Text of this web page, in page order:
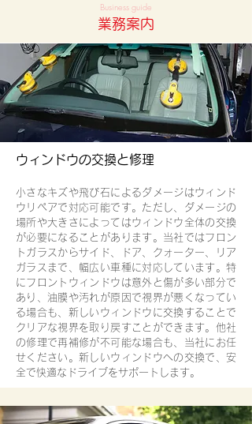
Business guide
業務案内
ウィンドウの交換と修理
小さなキズや飛び石によるダメージはウィンド
ウリペアで対応可能です。ただし、ダメージの
場所や大きさによってはウィンドウ全体の交換
が必要になることがあります。当社ではフロン
トガラスからサイド、ドア、クォーター、リア
ガラスまで、幅広い車種に対応しています。特
にフロントウィンドウは意外と傷が多い部分で
あり、油膜や汚れが原因で視界が悪くなってい
る場合も、新しいウィンドウに交換することで
クリアな視界を取り戻すことができます。他社
の修理で再補修が不可能な場合も、当社にお任
せください。新しいウィンドウへの交換で、安
全で快適なドライブをサポートします。